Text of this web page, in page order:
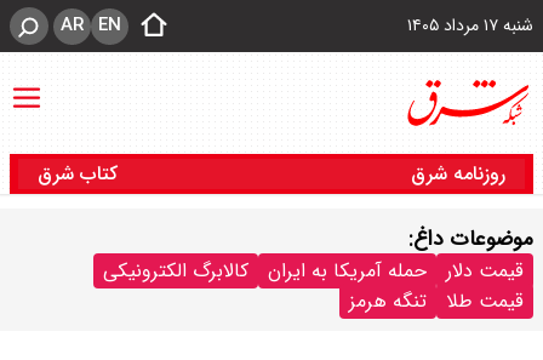
شنبه ۱۷ مرداد ۱۴۰۵ EN
AR
روزنامه شرق کتاب شرق
موضوعات داغ:
قیمت دلار حمله آمریکا به ایران
کالابرگ الکترونیکی
قیمت طلا
تنگه هرمز